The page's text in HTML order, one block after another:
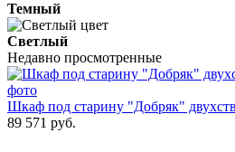
Темный
Светлый
Недавно просмотренные
Шкаф под старину "Добряк"
89 571 руб.